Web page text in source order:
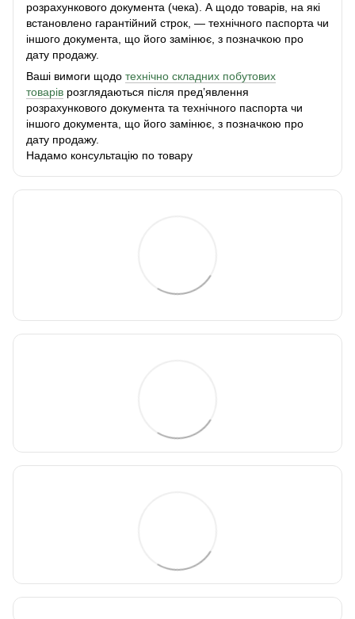
розрахункового документа (чека). А щодо товарів, на які
встановлено гарантійний строк, — технічного паспорта чи
іншого документа, що його замінює, з позначкою про
дату продажу.
Ваші вимоги щодо технічно складних побутових
товарів розглядаються після пред’явлення
розрахункового документа та технічного паспорта чи
іншого документа, що його замінює, з позначкою про
дату продажу.
Надамо консультацію по товару